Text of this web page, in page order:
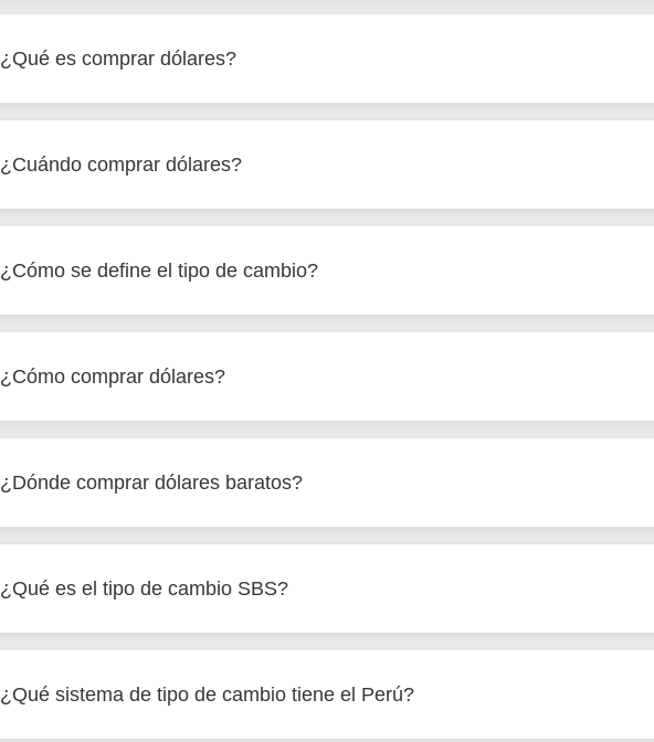
¿Qué es comprar dólares?
¿Cuándo comprar dólares?
¿Cómo se define el tipo de cambio?
¿Cómo comprar dólares?
¿Dónde comprar dólares baratos?
¿Qué es el tipo de cambio SBS?
¿Qué sistema de tipo de cambio tiene el Perú?